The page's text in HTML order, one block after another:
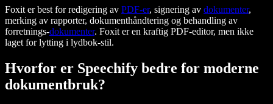
Foxit er best for redigering av PDF-er, signering av dokumenter,
merking av rapporter, dokumenthåndtering og behandling av
forretnings-dokumenter. Foxit er en kraftig PDF-editor, men ikke
laget for lytting i lydbok-stil.
Hvorfor er Speechify bedre for moderne
dokumentbruk?